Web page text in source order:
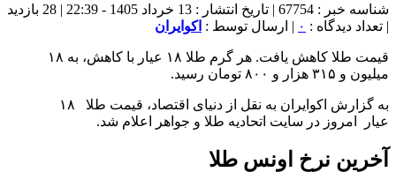
شناسه خبر : 67754 | تاریخ انتشار : 13 خرداد 1405 - 22:39 | 28 بازدید
| تعداد دیدگاه : ۰ | ارسال توسط : اکوایران
قیمت طلا کاهش یافت. هر گرم طلا ۱۸ عیار با کاهش، به ۱۸
میلیون و ۳۱۵ هزار و ۸۰۰ تومان رسید.
به گزارش اکوایران به نقل از دنیای اقتصاد، قیمت طلا ۱۸
عیار امروز در سایت اتحادیه طلا و جواهر اعلام شد.
آخرین نرخ اونس طلا